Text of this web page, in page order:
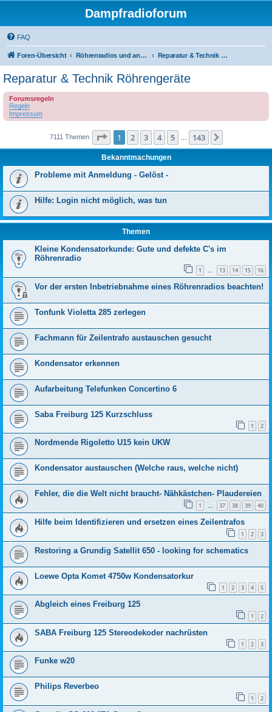
Dampfradioforum
FAQ
Foren-Übersicht Röhrenradios und andere Dampfradios Reparatur & Technik Röhrengeräte
Reparatur & Technik Röhrengeräte
Forumsregeln
Regeln
Impressum
7111 Themen Seite 1von 143
1 2 3 4 5 143
Bekanntmachungen
Probleme mit Anmeldung - Gelöst -
Hilfe: Login nicht möglich, was tun
Themen
Kleine Kondensatorkunde: Gute und defekte C's im
Röhrenradio
1 … 13 14 15 16
Vor der ersten Inbetriebnahme eines Röhrenradios beachten!
Tonfunk Violetta 285 zerlegen
Fachmann für Zeilentrafo austauschen gesucht
Kondensator erkennen
Aufarbeitung Telefunken Concertino 6
Saba Freiburg 125 Kurzschluss
1 2
Nordmende Rigoletto U15 kein UKW
Kondensator austauschen (Welche raus, welche nicht)
Fehler, die die Welt nicht braucht- Nähkästchen- Plaudereien
1 … 37 38 39 40
Hilfe beim Identifizieren und ersetzen eines Zeilentrafos
1 2 3
Restoring a Grundig Satellit 650 - looking for schematics
Loewe Opta Komet 4750w Kondensatorkur
1 2 3 4 5
Abgleich eines Freiburg 125
1 2
SABA Freiburg 125 Stereodekoder nachrüsten
1 2 3
Funke w20
Philips Reverbeo
1 2